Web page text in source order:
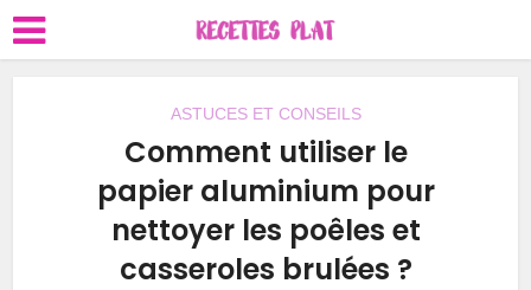
ASTUCES ET CONSEILS
Comment utiliser le
papier aluminium pour
nettoyer les poêles et
casseroles brulées ?